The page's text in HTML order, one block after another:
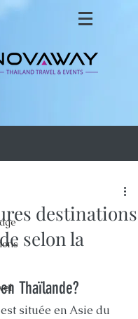
destinations
selon la
Thaïlande?
située en Asie du